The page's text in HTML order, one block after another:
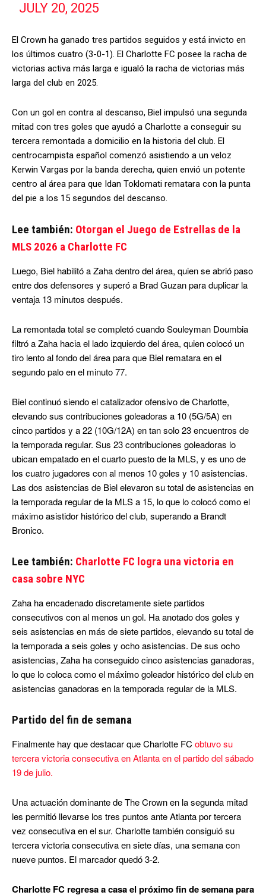
JULY 20, 2025
El Crown ha ganado tres partidos seguidos y está invicto en
los últimos cuatro (3-0-1). El Charlotte FC posee la racha de
victorias activa más larga e igualó la racha de victorias más
larga del club en 2025.
Con un gol en contra al descanso, Biel impulsó una segunda
mitad con tres goles que ayudó a Charlotte a conseguir su
tercera remontada a domicilio en la historia del club. El
centrocampista español comenzó asistiendo a un veloz
Kerwin Vargas por la banda derecha, quien envió un potente
centro al área para que Idan Toklomati rematara con la punta
del pie a los 15 segundos del descanso.
Lee también: Otorgan el Juego de Estrellas de la
MLS 2026 a Charlotte FC
Luego, Biel habilitó a Zaha dentro del área, quien se abrió paso
entre dos defensores y superó a Brad Guzan para duplicar la
ventaja 13 minutos después.
La remontada total se completó cuando Souleyman Doumbia
filtró a Zaha hacia el lado izquierdo del área, quien colocó un
tiro lento al fondo del área para que Biel rematara en el
segundo palo en el minuto 77.
Biel continuó siendo el catalizador ofensivo de Charlotte,
elevando sus contribuciones goleadoras a 10 (5G/5A) en
cinco partidos y a 22 (10G/12A) en tan solo 23 encuentros de
la temporada regular. Sus 23 contribuciones goleadoras lo
ubican empatado en el cuarto puesto de la MLS, y es uno de
los cuatro jugadores con al menos 10 goles y 10 asistencias.
Las dos asistencias de Biel elevaron su total de asistencias en
la temporada regular de la MLS a 15, lo que lo colocó como el
máximo asistidor histórico del club, superando a Brandt
Bronico.
Lee también: Charlotte FC logra una victoria en
casa sobre NYC
Zaha ha encadenado discretamente siete partidos
consecutivos con al menos un gol. Ha anotado dos goles y
seis asistencias en más de siete partidos, elevando su total de
la temporada a seis goles y ocho asistencias. De sus ocho
asistencias, Zaha ha conseguido cinco asistencias ganadoras,
lo que lo coloca como el máximo goleador histórico del club en
asistencias ganadoras en la temporada regular de la MLS.
Partido del fin de semana
Finalmente hay que destacar que Charlotte FC obtuvo su
tercera victoria consecutiva en Atlanta en el partido del sábado
19 de julio.
Una actuación dominante de The Crown en la segunda mitad
les permitió llevarse los tres puntos ante Atlanta por tercera
vez consecutiva en el sur. Charlotte también consiguió su
tercera victoria consecutiva en siete días, una semana con
nueve puntos. El marcador quedó 3-2.
Charlotte FC regresa a casa el próximo fin de semana para